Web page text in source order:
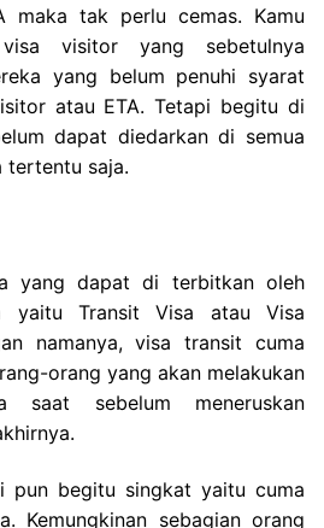
maka tak perlu cemas. Kamu
visitor yang sebetulnya
yang belum penuhi syarat
atau ETA. Tetapi begitu di
dapat diedarkan di semua
tertentu saja.
yang dapat di terbitkan oleh
yaitu Transit Visa atau Visa
namanya, visa transit cuma
orang yang akan melakukan
saat sebelum meneruskan
pun begitu singkat yaitu cuma
Kemungkinan sebagian orang